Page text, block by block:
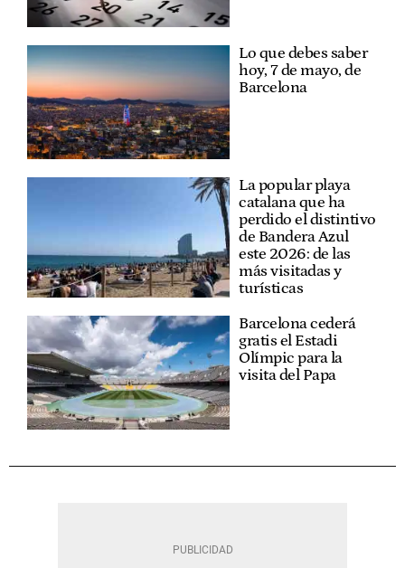
Lo que debes saber
hoy, 7 de mayo, de
Barcelona
La popular playa
catalana que ha
perdido el distintivo
de Bandera Azul
este 2026: de las
más visitadas y
turísticas
Barcelona cederá
gratis el Estadi
Olímpic para la
visita del Papa